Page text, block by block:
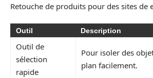
Retouche de produits pour des sites de
Outil Description
Outil de
sélection
rapide
Pour isoler des
plan facilement.